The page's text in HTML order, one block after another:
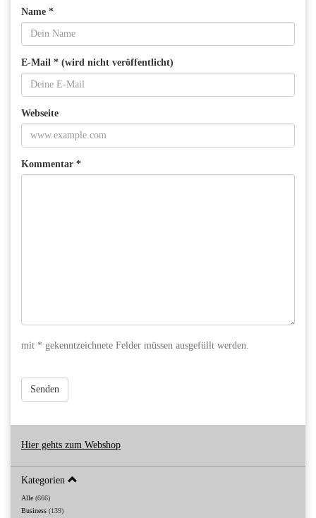
Name *
E-Mail * (wird nicht veröffentlicht)
Webseite
Kommentar *
mit * gekenntzeichnete Felder müssen ausgefüllt werden.
Senden
Hier gehts zum Webshop
Kategorien
Alle (666)
Business (139)